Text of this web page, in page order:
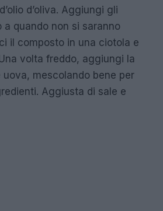
d’oliva. Aggiungi gli
quando non si saranno
il composto in una ciotola e
volta freddo, aggiungi la
mescolando bene per
Aggiusta di sale e